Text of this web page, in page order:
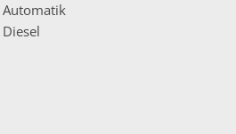
Automatik
Diesel